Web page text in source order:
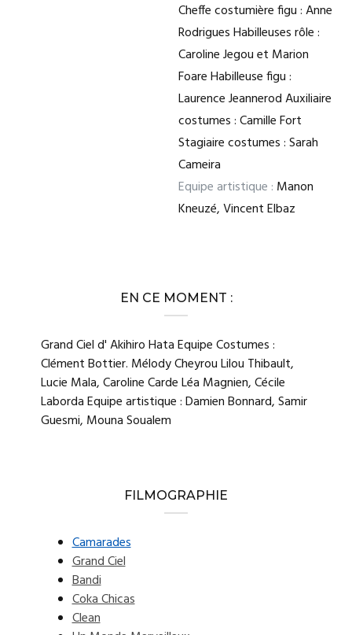
Cheffe costumière figu : Anne
Rodrigues Habilleuses rôle :
Caroline Jegou et Marion
Foare Habilleuse figu :
Laurence Jeannerod Auxiliaire
costumes : Camille Fort
Stagiaire costumes : Sarah
Cameira
Equipe artistique : Manon
Kneuzé, Vincent Elbaz
EN CE MOMENT :
Grand Ciel d' Akihiro Hata Equipe Costumes :
Clément Bottier. Mélody Cheyrou Lilou Thibault,
Lucie Mala, Caroline Carde Léa Magnien, Cécile
Laborda Equipe artistique : Damien Bonnard, Samir
Guesmi, Mouna Soualem
FILMOGRAPHIE
Camarades
Grand Ciel
Bandi
Coka Chicas
Clean